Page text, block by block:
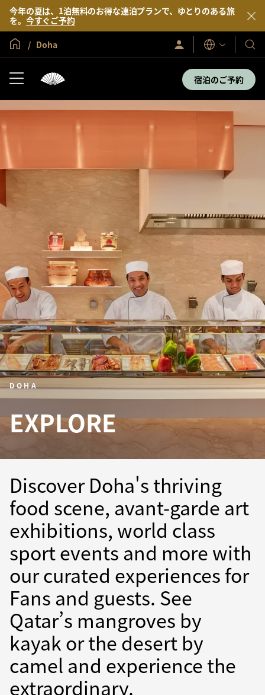
今年の夏は、1泊無料のお得な連泊プランで、ゆとりのある旅
を。 今すぐご予約
グローバル ホーム
Doha
サ
イ
ぐ
表
示
言
語
当
社
の
ホ
宿泊のご予約
DOHA
EXPLORE
Discover Doha's thriving
food scene, avant-garde art
exhibitions, world class
sport events and more with
our curated experiences for
Fans and guests. See
Qatar’s mangroves by
kayak or the desert by
camel and experience the
extraordinary.